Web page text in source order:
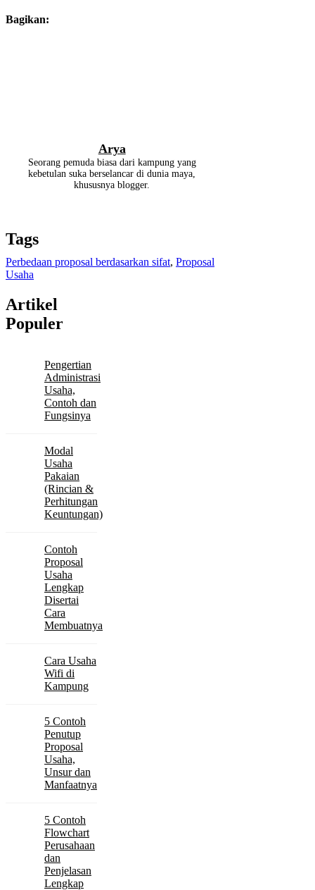
Bagikan:
Arya
Seorang pemuda biasa dari kampung yang
kebetulan suka berselancar di dunia maya,
khususnya blogger.
Tags
Perbedaan proposal berdasarkan sifat, Proposal
Usaha
Artikel
Populer
Pengertian
Administrasi
Usaha,
Contoh dan
Fungsinya
Modal
Usaha
Pakaian
(Rincian &
Perhitungan
Keuntungan)
Contoh
Proposal
Usaha
Lengkap
Disertai
Cara
Membuatnya
Cara Usaha
Wifi di
Kampung
5 Contoh
Penutup
Proposal
Usaha,
Unsur dan
Manfaatnya
5 Contoh
Flowchart
Perusahaan
dan
Penjelasan
Lengkap